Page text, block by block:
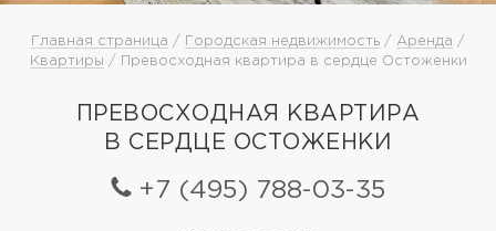
Главная страница / Городская недвижимость / Аренда /
Квартиры / Превосходная квартира в сердце Остоженки
ПРЕВОСХОДНАЯ КВАРТИРА
В СЕРДЦЕ ОСТОЖЕНКИ
+7 (495) 788-03-35